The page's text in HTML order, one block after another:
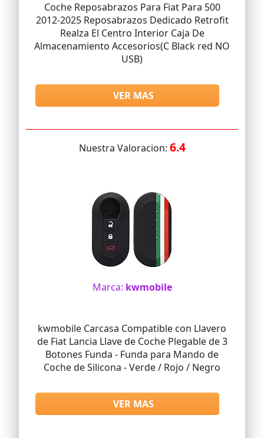
Coche Reposabrazos Para Fiat Para 500
2012-2025 Reposabrazos Dedicado Retrofit
Realza El Centro Interior Caja De
Almacenamiento Accesorios(C Black red NO
USB)
VER MAS
Nuestra Valoracion: 6.4
Marca: kwmobile
kwmobile Carcasa Compatible con Llavero
de Fiat Lancia Llave de Coche Plegable de 3
Botones Funda - Funda para Mando de
Coche de Silicona - Verde / Rojo / Negro
VER MAS